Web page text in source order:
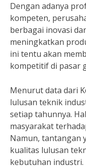
Dengan adanya
kompeten,
berbagai inovasi
meningkatkan
ini tentu akan
kompetitif di pasar
Menurut data dari
lulusan teknik
setiap tahunnya.
masyarakat
Namun, tantangan
kualitas lulusan
kebutuhan industri.